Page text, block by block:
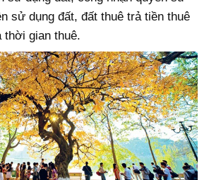
sử dụng đất, đất thuê trả tiền thuê
thời gian thuê.